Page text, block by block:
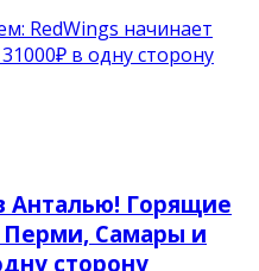
RedWings начинает
в одну сторону
Анталью! Горящие
Перми, Самары и
сторону